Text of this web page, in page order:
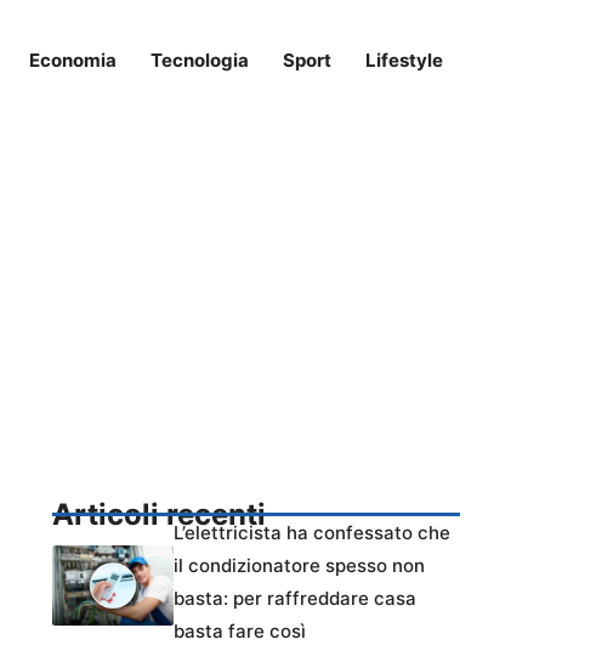
Economia Tecnologia Sport Lifestyle
Articoli recenti
L’elettricista ha confessato che
il condizionatore spesso non
basta: per raffreddare casa
basta fare così